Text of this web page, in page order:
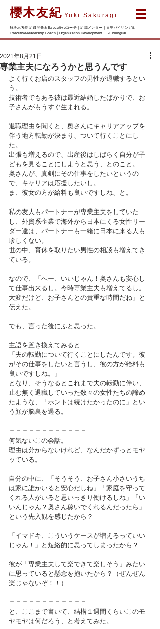
櫻木友紀 Yuki Sakuragi
解決思考型 組織開発＆Executiveコーチ｜組織メンター｜日英バイリンガル
Executive/leadership Coach｜Organization Development｜J-E bilingual
専業主夫になろうかと思うんです
2021年8月21日
よく行くお店のスタッフの男性が退職するとい
う。
技術者でもある彼は最近結婚したばかりで、お
子さんがもうすぐ生まれる。
退職理由を聞くと、奥さんにキャリアアップを
伴う地方転勤が決まり、ついて行くことにし
た。
出張も増えるので、出産後はしばらく自分が子
どもを見ることにしようと思う、とのこと。
奥さんが、真剣にその仕事をしたいというの
で、キャリアは応援したいし。
ま、彼女の方が給料も良いですしね、と。
私の友人もパートナーが専業主夫をしていた
し、外資系企業で海外から日本にくる女性リー
ダー達は、パートナーも一緒に日本に来る人も
珍しくない。
世の中、育休を取りたい男性の相談も増えてき
ている。
なので、「へー、いいじゃん！奥さんも安心し
て仕事出来るし。今時専業主夫も増えてるし。
大変だけど、お子さんとの貴重な時間だね」と
伝えた。
でも、言った後にふと思った。
主語を置き換えてみると
「夫の転勤について行くことにしたんです。彼
がその仕事をしたいと言うし、彼の方が給料も
良いですしね。」
となり、そうなるとこれまで夫の転勤に伴い、
止む無く退職していった数々の女性たちの諦め
たような、「ホントは続けたかったのに」とい
う顔が脳裏を過る。
＝＝＝＝＝＝＝＝＝＝＝＝
何気ないこの会話。
理由は分からないけれど、なんだかずっとモヤ
ッている。
自分の中に、「そうそう、お子さん小さいうち
は家に誰かいると安心だしね」「家庭を守って
くれる人がいると思いっきり働けるしね」「い
いんじゃん？奥さん稼いでくれるんだったら」
という先入観を感じたから？
「イマドキ、こういうケースが増えるっていい
じゃん！」と短絡的に思ってしまったから？
彼が「専業主夫して楽できて楽しそう」みたい
に思っていると懸念を抱いたから？（ぜんぜん
楽じゃないぞ！！）
＝＝＝＝＝＝＝＝＝＝＝＝
と、ここまで書いて、結構１週間くらいこのモ
ヤモヤは何だろう、と考えてみた。